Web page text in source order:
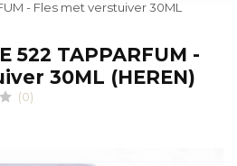
- Fles met verstuiver 30ML
522 TAPPARFUM -
30ML (HEREN)
(0)